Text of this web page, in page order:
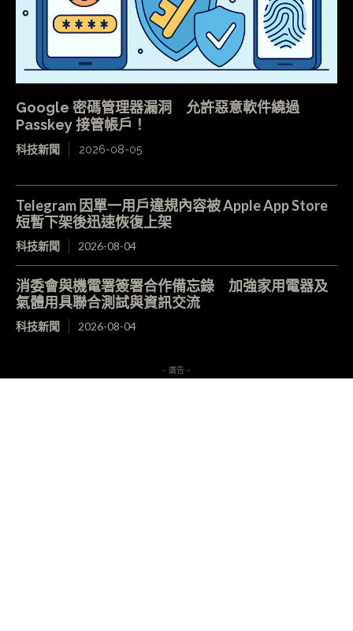
Google 密碼管理器漏洞 允許惡意軟件繞過
Passkey 接管帳戶！
科技新聞 2026-08-05
Telegram 因單一用戶違規內容被 Apple App Store
短暫下架後迅速恢復上架
科技新聞 2026-08-04
消委會與機電署簽署合作備忘錄 加強家用電器及
氣體用具聯合測試與資訊交流
科技新聞 2026-08-04
- 廣告 -